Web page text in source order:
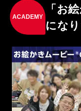
ACADEMY
「お
にな